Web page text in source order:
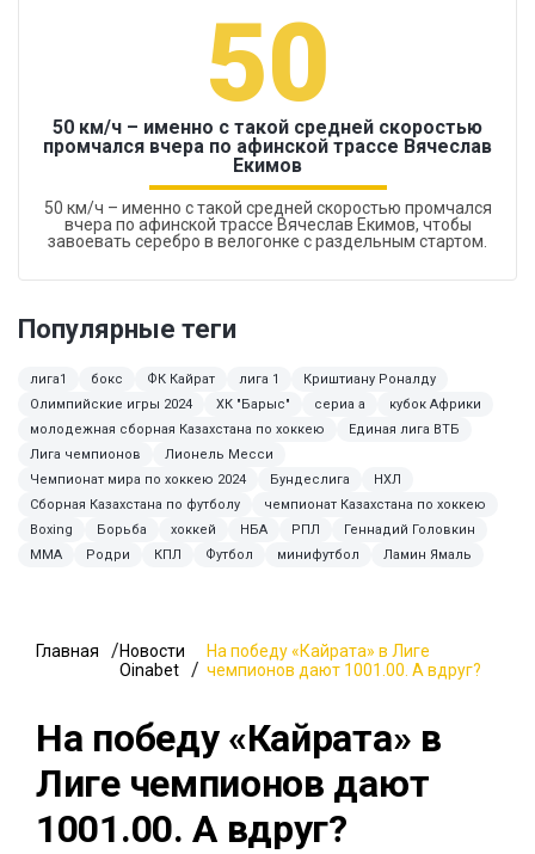
50
50 км/ч – именно с такой средней скоростью
промчался вчера по афинской трассе Вячеслав
Екимов
50 км/ч – именно с такой средней скоростью промчался
вчера по афинской трассе Вячеслав Екимов, чтобы
завоевать серебро в велогонке с раздельным стартом.
Популярные теги
лига1 бокс ФК Кайрат лига 1
Криштиану Роналду
Олимпийские игры 2024
ХК "Барыс" сериа а
кубок Африки
молодежная сборная Казахстана по хоккею
Единая лига ВТБ
Лига чемпионов
Лионель Месси
Чемпионат мира по хоккею 2024
Бундеслига
НХЛ
Сборная Казахстана по футболу
чемпионат Казахстана по хоккею
Boxing
Борьба хоккей НБА РПЛ
Геннадий Головкин
MMA
Родри КПЛ Футбол минифутбол Ламин Ямаль
Главная
Новости
Oinabet
На победу «Кайрата» в Лиге
чемпионов дают 1001.00. А вдруг?
На победу «Кайрата» в
Лиге чемпионов дают
1001.00. А вдруг?